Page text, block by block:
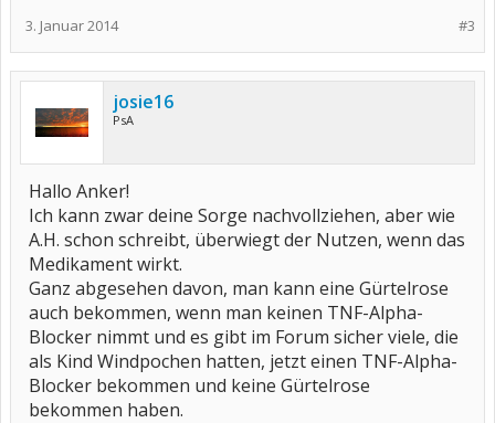
#3
3. Januar 2014
josie16
PsA
Hallo Anker!
Ich kann zwar deine Sorge nachvollziehen, aber wie
A.H. schon schreibt, überwiegt der Nutzen, wenn das
Medikament wirkt.
Ganz abgesehen davon, man kann eine Gürtelrose
auch bekommen, wenn man keinen TNF-Alpha-
Blocker nimmt und es gibt im Forum sicher viele, die
als Kind Windpochen hatten, jetzt einen TNF-Alpha-
Blocker bekommen und keine Gürtelrose
bekommen haben.